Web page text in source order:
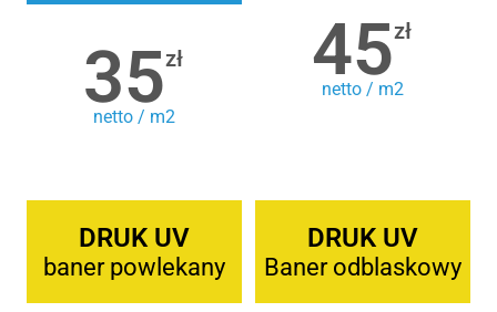
35zł
netto / m2
45zł
netto / m2
DRUK UV
baner powlekany
DRUK UV
Baner odblaskowy